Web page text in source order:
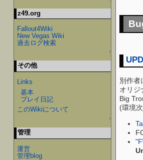
別作者
オリジ
Big
(環境
z49.org
Fallout4Wiki
New Vegas Wiki
過去ログ検索
↑
その他
Links
基本
プレイ日記
このWikiについて
↑
管理
運営
管理blog